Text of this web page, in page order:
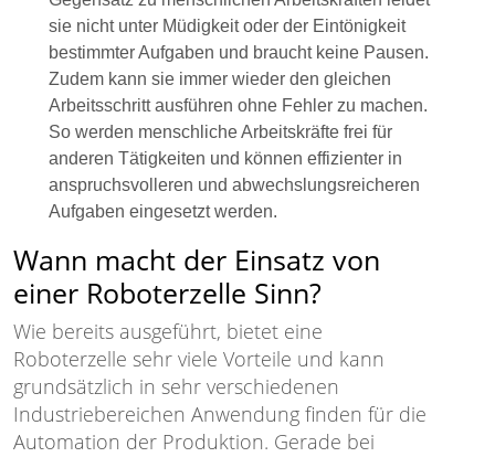
sie nicht unter Müdigkeit oder der Eintönigkeit
bestimmter Aufgaben und braucht keine Pausen.
Zudem kann sie immer wieder den gleichen
Arbeitsschritt ausführen ohne Fehler zu machen.
So werden menschliche Arbeitskräfte frei für
anderen Tätigkeiten und können effizienter in
anspruchsvolleren und abwechslungsreicheren
Aufgaben eingesetzt werden.
Wann macht der Einsatz von
einer Roboterzelle Sinn?
Wie bereits ausgeführt, bietet eine
Roboterzelle sehr viele Vorteile und kann
grundsätzlich in sehr verschiedenen
Industriebereichen Anwendung finden für die
Automation der Produktion. Gerade bei